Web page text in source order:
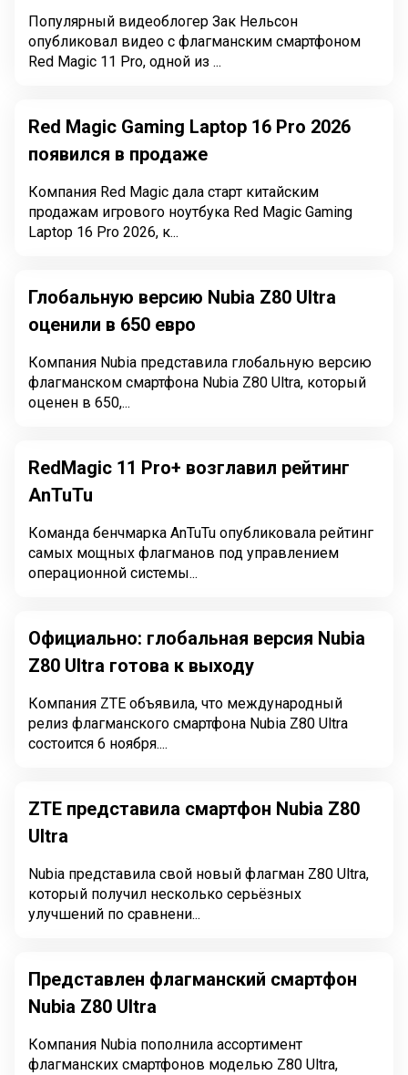
Популярный видеоблогер Зак Нельсон
опубликовал видео с флагманским смартфоном
Red Magic 11 Pro, одной из ...
Red Magic Gaming Laptop 16 Pro 2026
появился в продаже
Компания Red Magic дала старт китайским
продажам игрового ноутбука Red Magic Gaming
Laptop 16 Pro 2026, к...
Глобальную версию Nubia Z80 Ultra
оценили в 650 евро
Компания Nubia представила глобальную версию
флагманском смартфона Nubia Z80 Ultra, который
оценен в 650,...
RedMagic 11 Pro+ возглавил рейтинг
AnTuTu
Команда бенчмарка AnTuTu опубликовала рейтинг
самых мощных флагманов под управлением
операционной системы...
Официально: глобальная версия Nubia
Z80 Ultra готова к выходу
Компания ZTE объявила, что международный
релиз флагманского смартфона Nubia Z80 Ultra
состоится 6 ноября....
ZTE представила смартфон Nubia Z80
Ultra
Nubia представила свой новый флагман Z80 Ultra,
который получил несколько серьёзных
улучшений по сравнени...
Представлен флагманский смартфон
Nubia Z80 Ultra
Компания Nubia пополнила ассортимент
флагманских смартфонов моделью Z80 Ultra,